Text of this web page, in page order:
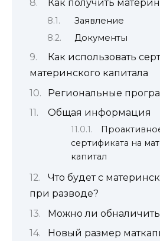
Как получить
Заявление
Документы
Как использовать
материнского капитала
Региональные
Общая информация
сертификата на
капитал
Что будет с
при разводе?
Можно ли
Новый размер